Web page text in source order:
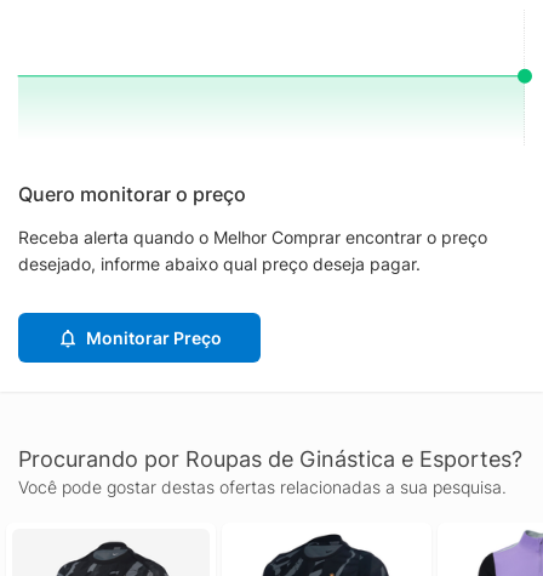
Quero monitorar o preço
Receba alerta quando o Melhor Comprar encontrar o preço
desejado, informe abaixo qual preço deseja pagar.
Monitorar Preço
Procurando por Roupas de Ginástica e Esportes?
Você pode gostar destas ofertas relacionadas a sua pesquisa.